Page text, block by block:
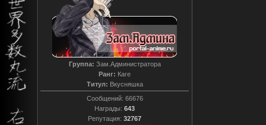
Группа: Зам.Администратора
Ранг: Каге
Титул: Вкусняшка
Сообщений: 66676
Награды: 643
Репутация: 32767